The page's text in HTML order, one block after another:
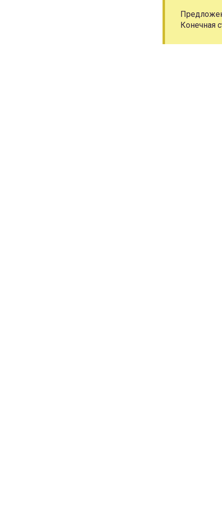
Конечная